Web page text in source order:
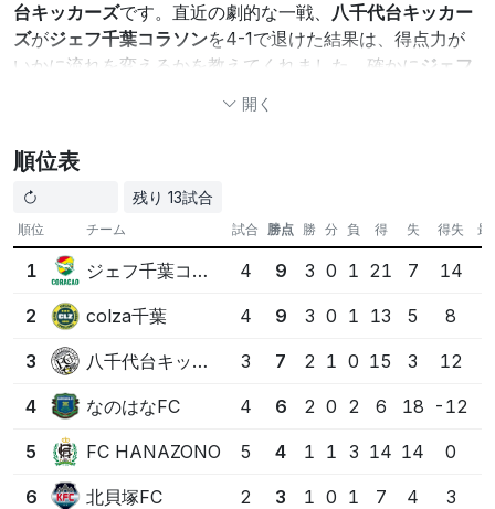
台キッカーズです。直近の劇的な一戦、 八千代台キッカー
ズがジェフ千葉コラソンを4-1で退けた結果は、得点力が
いかに流れを変えるかを教えてくれました。確かに ジェフ
は総得点21と数字は華やかですが、失点も重
ねており、今後の直接対決での立て直しが不可欠です。注
目は第7節の
争いの地図は大きく塗り替えられるでしょう。一方で
津SC
は2試合で18失点と苦しい状況ですが、若いチームら
しい学びの時間と捉えたいところ。試合はまだ半分が終わ
ったところ、残りの舞台で誰が物語の主役になるか、耳を
澄ませて見守りたいところです。
首位は混戦：ジェフ千葉コラソン とcolza千葉が勝ち
点9、 八千代台キッカーズ
注目対戦：第7節 colza千葉 vs
八千代台キッカーズ
が天秤を左右
カーズの得点力が鍵
この情報はAIによって生成されたものであり、必ずしも正確である
開く
順位表
残り 13試合
順位 チーム 試合 勝点 勝 分 負 得 失 得失 最
1 ジェフ千葉コラソン 4 9 3 0 1 21 7 14
2 colza千葉 4 9 3 0 1 13 5 8
3 八千代台キッカーズ 3 7 2 1 0 15 3 12
4 なのはなFC 4 6 2 0 2 6 18 -12
5 FC HANAZONO 5 4 1 1 3 14 14 0
6 北貝塚FC 2 3 1 0 1 7 4 3